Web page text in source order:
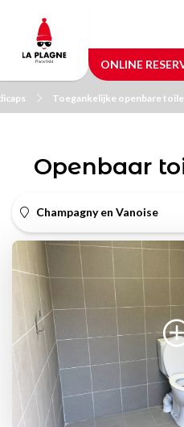
main
content
ONLINE
Toegankelijke openbare
Openbaar
Champagny en Vanoise